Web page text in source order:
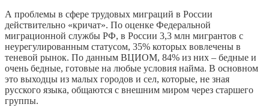
А проблемы в сфере трудовых миграций в России
действительно «кричат». По оценке Федеральной
миграционной службы РФ, в России 3,3 млн мигрантов с
неурегулированным статусом, 35% которых вовлечены в
теневой рынок. По данным ВЦИОМ, 84% из них – бедные и
очень бедные, готовые на любые условия найма. В основном
это выходцы из малых городов и сел, которые, не зная
русского языка, общаются с внешним миром через старшего
группы.